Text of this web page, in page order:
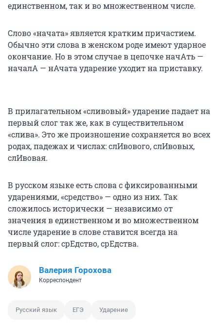
единственном, так и во множественном числе.
Слово «начата» является кратким причастием.
Обычно эти слова в женском роде имеют ударное
окончание. Но в этом случае в цепочке начАть —
началА — нАчата ударение уходит на приставку.
В прилагательном «сливовый» ударение падает на
первый слог так же, как в существительном
«слива». Это же произношение сохраняется во всех
родах, падежах и числах: слИвового, слИвовых,
слИвовая.
В русском языке есть слова с фиксированными
ударениями, «средство» — одно из них. Так
сложилось исторически — независимо от
значения в единственном и во множественном
числе ударение в слове ставится всегда на
первый слог: срЕдство, срЕдства.
Валерия Горохова
Корреспондент
Русский язык ЕГЭ Ударение